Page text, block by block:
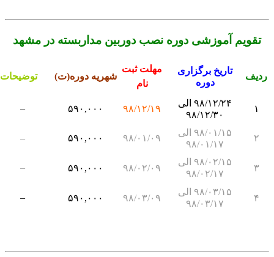
تقویم آموزشی دوره نصب دوربین مداربسته در مشهد
تاریخ برگزاری
دوره
مهلت ثبت
نام
شهریه دوره(ت) توضیحات
۹۸/۱۲/۲۴ الی
۹۸/۱۲/۳۰
۹۸/۱۲/۱۹ ۵۹۰,۰۰۰
۹۸/۰۱/۱۵ الی
۹۸/۰۱/۱۷
۹۸/۰۱/۰۹ ۵۹۰,۰۰۰
۹۸/۰۲/۱۵ الی
۹۸/۰۲/۱۷
۹۸/۰۲/۰۹ ۵۹۰,۰۰۰
۹۸/۰۳/۱۵ الی
۹۸/۰۳/۱۷
۹۸/۰۳/۰۹ ۵۹۰,۰۰۰